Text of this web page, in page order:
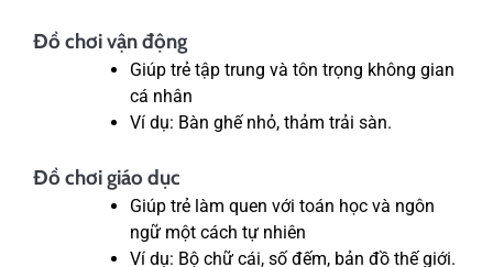
Đồ chơi vận động
Giúp trẻ tập trung và tôn trọng không gian
cá nhân
Ví dụ: Bàn ghế nhỏ, thảm trải sàn.
Đồ chơi giáo dục
Giúp trẻ làm quen với toán học và ngôn
ngữ một cách tự nhiên
Ví dụ: Bộ chữ cái, số đếm, bản đồ thế giới.